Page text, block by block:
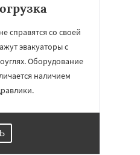
справятся со своей
эвакуаторы с
Оборудование
наличием